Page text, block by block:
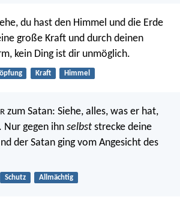
du hast den Himmel und die Erde
große Kraft und durch deinen
kein Ding ist dir unmöglich.
Kraft Himmel
zum Satan: Siehe, alles, was er hat,
Nur gegen ihn selbst strecke deine
der Satan ging vom Angesicht des
Schutz Allmächtig